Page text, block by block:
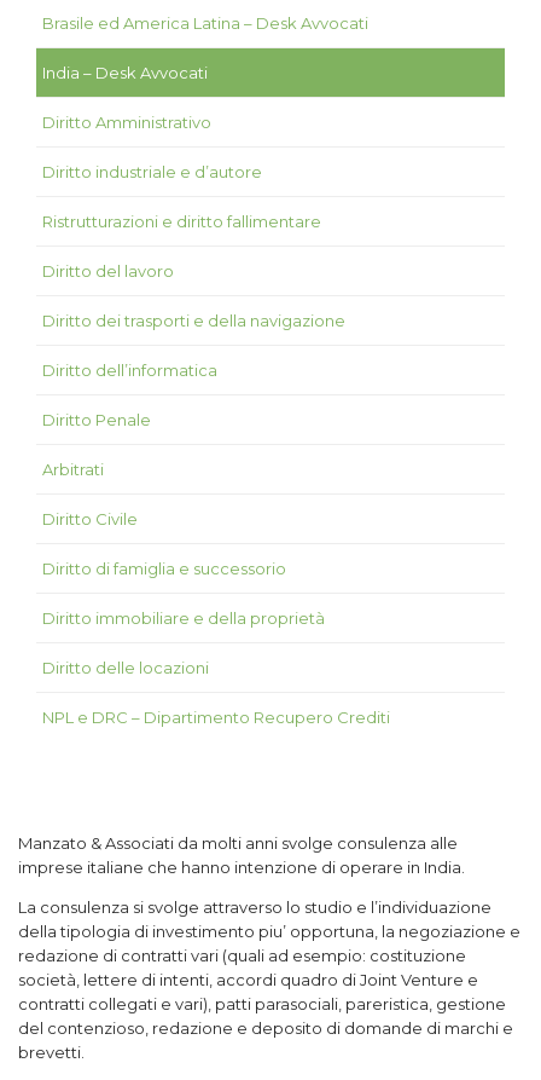
Brasile ed America Latina – Desk Avvocati
India – Desk Avvocati
Diritto Amministrativo
Diritto industriale e d’autore
Ristrutturazioni e diritto fallimentare
Diritto del lavoro
Diritto dei trasporti e della navigazione
Diritto dell’informatica
Diritto Penale
Arbitrati
Diritto Civile
Diritto di famiglia e successorio
Diritto immobiliare e della proprietà
Diritto delle locazioni
NPL e DRC – Dipartimento Recupero Crediti
Manzato & Associati da molti anni svolge consulenza alle
imprese italiane che hanno intenzione di operare in India.
La consulenza si svolge attraverso lo studio e l’individuazione
della tipologia di investimento piu’ opportuna, la negoziazione e
redazione di contratti vari (quali ad esempio: costituzione
società, lettere di intenti, accordi quadro di Joint Venture e
contratti collegati e vari), patti parasociali, pareristica, gestione
del contenzioso, redazione e deposito di domande di marchi e
brevetti.